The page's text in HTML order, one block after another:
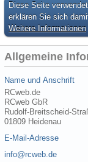
Diese Seite
erklären Sie sich
Weitere Informationen
Allgemeine
Name und Anschrift
RCweb.de
RCweb GbR
Rudolf-Breitscheid-
01809 Heidenau
E-Mail-Adresse
info@rcweb.de